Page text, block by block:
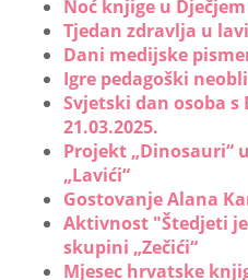
Noć knjige u
Tjedan zdravlja u
Dani medijske
Igre pedagoški
Svjetski dan osoba
21.03.2025.
Projekt „Dinosauri“
„Lavići“
Gostovanje Alana
Aktivnost "Štedjeti
skupini „Zečići“
Mjesec hrvatske